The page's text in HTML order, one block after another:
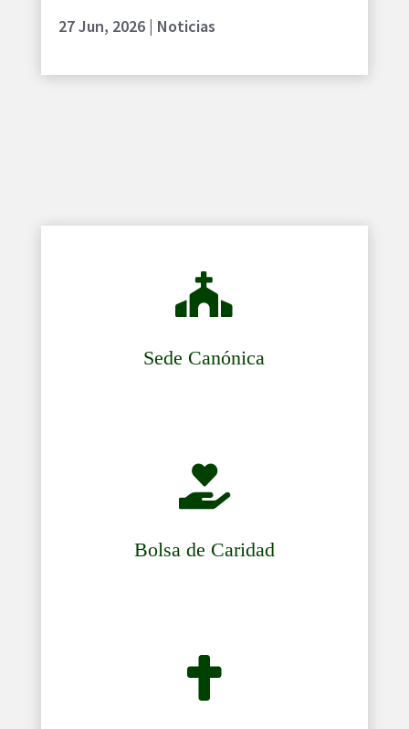
27 Jun, 2026| Noticias

Sede Canónica

Bolsa de Caridad
